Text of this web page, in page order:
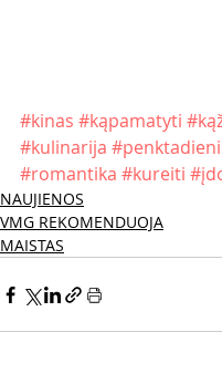
#kinas #kąpamatyti
#kulinarija
#romantika #kureiti
NAUJIENOS
VMG REKOMENDUOJA
MAISTAS